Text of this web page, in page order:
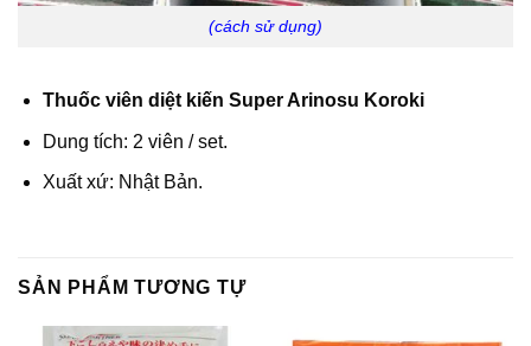
(cách sử dụng)
Thuốc viên diệt kiến Super Arinosu Koroki
Dung tích: 2 viên / set.
Xuất xứ: Nhật Bản.
SẢN PHẨM TƯƠNG TỰ